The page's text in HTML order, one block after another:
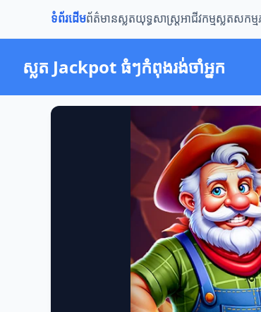
ទំព័រដើមព័ត៌មានស្លតយុទ្ធសាស្ត្រអាជីវកម្មស្លតសកម្ម
ស្លត Jackpot ធំៗកំពុងរង់ចាំអ្នក